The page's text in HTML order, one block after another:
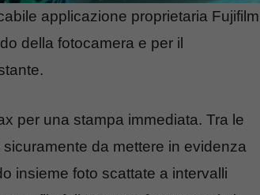
applicazione proprietaria Fujifilm
della fotocamera e per il
per una stampa immediata. Tra le
da mettere in evidenza
insieme foto scattate a intervalli